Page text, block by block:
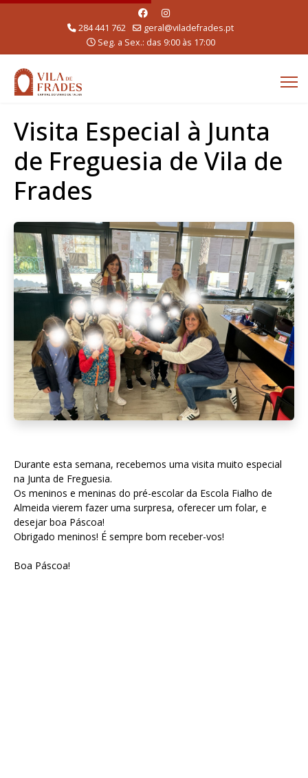
284 441 762
geral@viladefrades.pt
Seg. a Sex.: das 9:00 às 17:00
Visita Especial à Junta
de Freguesia de Vila de
Frades
Durante esta semana, recebemos uma visita muito especial
na Junta de Freguesia.
Os meninos e meninas do pré-escolar da Escola Fialho de
Almeida vierem fazer uma surpresa, oferecer um folar, e
desejar boa Páscoa!
Obrigado meninos! É sempre bom receber-vos!
Boa Páscoa!